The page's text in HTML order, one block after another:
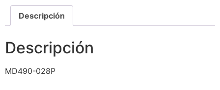
Descripción
Descripción
MD490-028P